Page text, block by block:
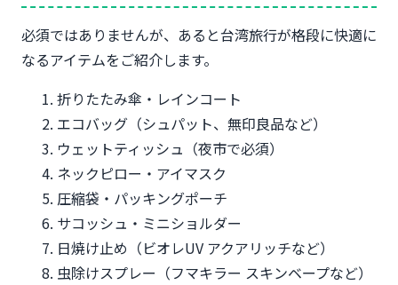
必須ではありませんが、あると台湾旅行が格段に快適に
なるアイテムをご紹介します。
折りたたみ傘・レインコート
エコバッグ（シュパット、無印良品など）
ウェットティッシュ（夜市で必須）
ネックピロー・アイマスク
圧縮袋・パッキングポーチ
サコッシュ・ミニショルダー
日焼け止め（ビオレUV アクアリッチなど）
虫除けスプレー（フマキラー スキンベープなど）